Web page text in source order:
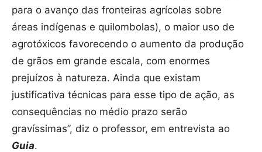
para o avanço das fronteiras agrícolas sobre
áreas indígenas e quilombolas), o maior uso de
agrotóxicos favorecendo o aumento da produção
de grãos em grande escala, com enormes
prejuízos à natureza. Ainda que existam
justificativa técnicas para esse tipo de ação, as
consequências no médio prazo serão
gravíssimas”, diz o professor, em entrevista ao
Guia.